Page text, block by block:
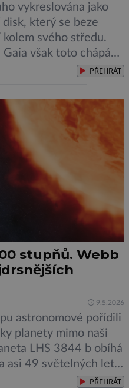
vykreslována jako
který se beze
svého středu.
Gaia však toto chápání
značné míry obrátila
galaxii plnou
dávných srážek.
PŘEHRÁT
stupňů. Webb
9.5.2026
astronomové pořídili
planety mimo naši
LHS 3844 b obíhá
asi 49 světelných let
naznačují, žePŘEHRÁT